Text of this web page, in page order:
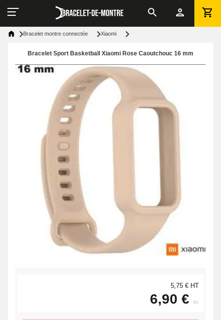
Bracelet montre connectée Xiaomi
Bracelet Sport Basketball Xiaomi Rose Caoutchouc 16 mm
5,75 € HT
6,90 € ttc